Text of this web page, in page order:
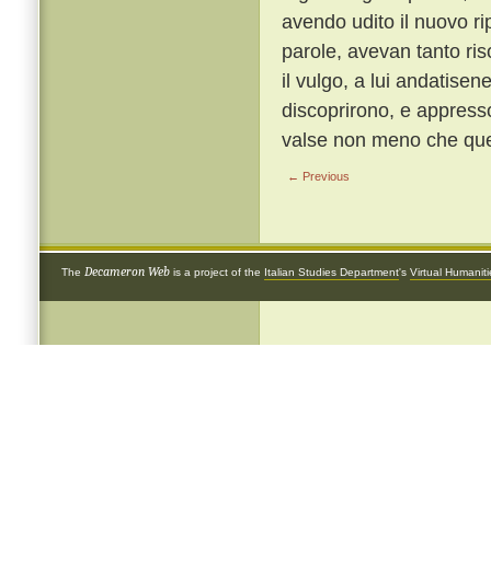
avendo udito il nuovo
parole, avevan tanto
il vulgo, a lui
discoprirono, e
valse non meno che
← Previous
The Decameron Web is a project of the Italian Studies Department's Virtual